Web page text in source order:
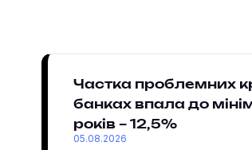
Частка проблемних
банках впала до
років – 12,5%
05.08.2026